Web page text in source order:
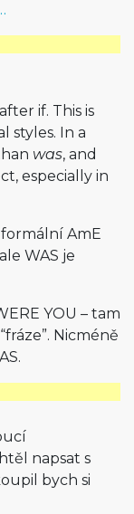
after if. This is
styles. In a
was, and
especially in
AmE
WAS je
YOU – tam
Nicméně
napsat s
bych si